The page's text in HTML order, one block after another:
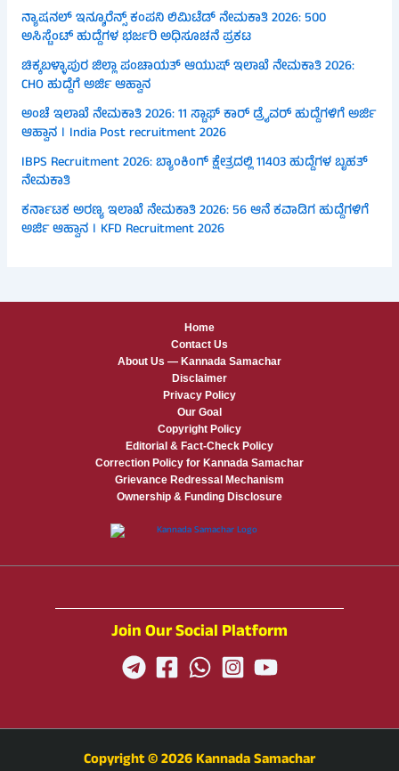
ನ್ಯಾಷನಲ್ ಇನ್ಶೂರೆನ್ಸ್ ಕಂಪನಿ ಲಿಮಿಟೆಡ್ ನೇಮಕಾತಿ 2026: 500
ಅಸಿಸ್ಟೆಂಟ್ ಹುದ್ದೆಗಳ ಭರ್ಜರಿ ಅಧಿಸೂಚನೆ ಪ್ರಕಟ
ಚಿಕ್ಕಬಳ್ಳಾಪುರ ಜಿಲ್ಲಾ ಪಂಚಾಯತ್ ಆಯುಷ್ ಇಲಾಖೆ ನೇಮಕಾತಿ 2026:
CHO ಹುದ್ದೆಗೆ ಅರ್ಜಿ ಆಹ್ವಾನ
ಅಂಚೆ ಇಲಾಖೆ ನೇಮಕಾತಿ 2026: 11 ಸ್ಟಾಫ್ ಕಾರ್ ಡ್ರೈವರ್ ಹುದ್ದೆಗಳಿಗೆ ಅರ್ಜಿ
ಆಹ್ವಾನ । India Post recruitment 2026
IBPS Recruitment 2026: ಬ್ಯಾಂಕಿಂಗ್ ಕ್ಷೇತ್ರದಲ್ಲಿ 11403 ಹುದ್ದೆಗಳ ಬೃಹತ್
ನೇಮಕಾತಿ
ಕರ್ನಾಟಕ ಅರಣ್ಯ ಇಲಾಖೆ ನೇಮಕಾತಿ 2026: 56 ಆನೆ ಕವಾಡಿಗ ಹುದ್ದೆಗಳಿಗೆ
ಅರ್ಜಿ ಆಹ್ವಾನ । KFD Recruitment 2026
Home
Contact Us
About Us — Kannada Samachar
Disclaimer
Privacy Policy
Our Goal
Copyright Policy
Editorial & Fact-Check Policy
Correction Policy for Kannada Samachar
Grievance Redressal Mechanism
Ownership & Funding Disclosure
Join Our Social Platform
Copyright © 2026 Kannada Samachar